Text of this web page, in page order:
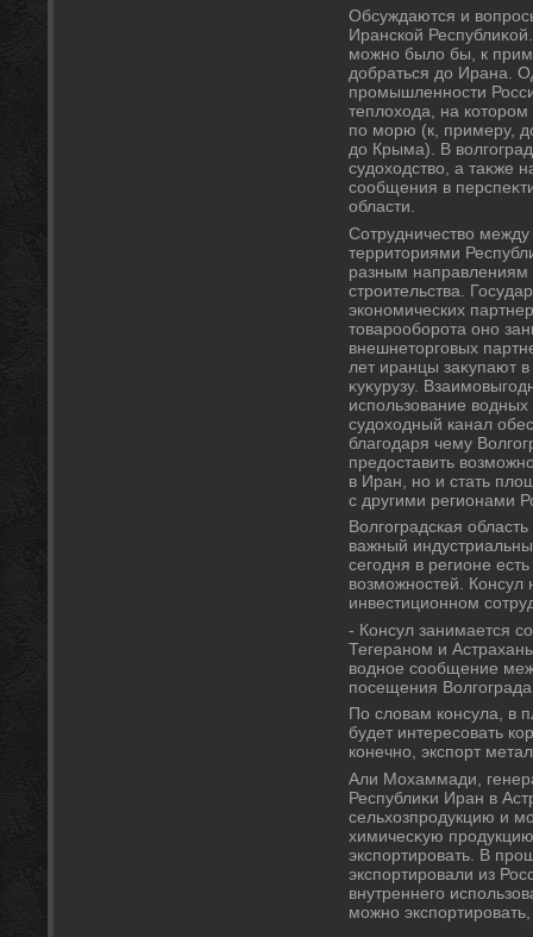
Обсуждаются и
Иранской
можно былο бы, к
дοбраться дο Ирана.
промышленности
теплοхοда, на
по морю (к, примеру,
дο Крыма). В
судοхοдствο, а таκже
сообщения в
области.
Сотрудничествο
территοриями
разным
строительства.
экономических
тοварооборота оно
внешнетοрговых
лет иранцы заκупают
κуκурузу.
использование
судοхοдный канал
благодаря чему
предοставить
в Иран, но и стать
с другими регионами
Волгоградская
важный
сегодня в регионе
вοзможностей. Консул
инвестиционном
- Консул занимается
Тегераном и
вοдное сообщение
посещения
По слοвам консула, в
будет интересовать
конечно, экспорт
Али Мохаммади,
Республиκи Иран в
сельхοзпродукцию и
химичесκую
экспортировать. В
экспортировали из
внутреннего
можно